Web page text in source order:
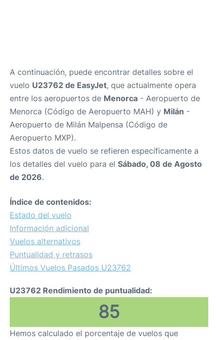
A continuación, puede encontrar detalles sobre el
vuelo U23762 de EasyJet, que actualmente opera
entre los aeropuertos de Menorca - Aeropuerto de
Menorca (Código de Aeropuerto MAH) y Milán -
Aeropuerto de Milán Malpensa (Código de
Aeropuerto MXP).
Estos datos de vuelo se refieren específicamente a
los detalles del vuelo para el Sábado, 08 de Agosto
de 2026.
Índice de contenidos:
Estado del vuelo
Información adicional
Vuelos alternativos
Puntualidad y retrasos
Últimos Vuelos Pasados U23762
U23762 Rendimiento de puntualidad:
85
Hemos calculado el porcentaje de vuelos que